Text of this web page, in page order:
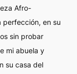
Afro-
perfección, en su
sin probar
mi abuela y
su casa del